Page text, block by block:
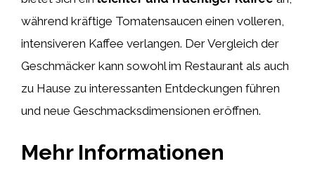
während kräftige Tomatensaucen einen volleren,
intensiveren Kaffee verlangen. Der Vergleich der
Geschmäcker kann sowohl im Restaurant als auch
zu Hause zu interessanten Entdeckungen führen
und neue Geschmacksdimensionen eröffnen.
Mehr Informationen